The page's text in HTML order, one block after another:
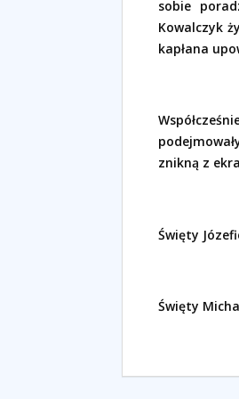
sobie
Kowalczyk
kapłana
znikną z
Święty
Święty